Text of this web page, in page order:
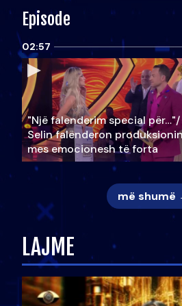
Episode
02:57
"Një falenderim special për…"/
Selin falënderon produksionin
mes emocionesh të forta
më shumë
LAJME